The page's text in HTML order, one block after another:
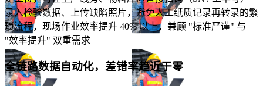
录入检验数据、上传缺陷照片，避免人工纸质记录再转录的繁
琐流程，现场作业效率提升 40% 以上，兼顾 "标准严谨" 与
"效率提升" 双重需求
全链路数据自动化，差错率趋近于零